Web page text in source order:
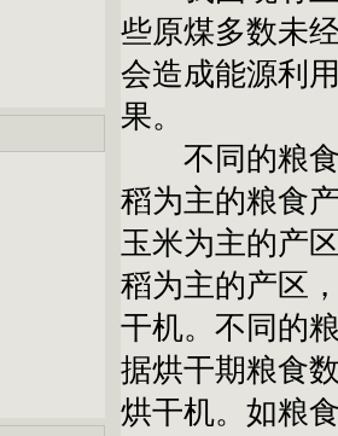
些原煤多数未
会造成能源利
果。
不同的粮食
稻为主的粮食
玉米为主的产
稻为主的产区
干机。不同的
据烘干期粮食
烘干机。如粮